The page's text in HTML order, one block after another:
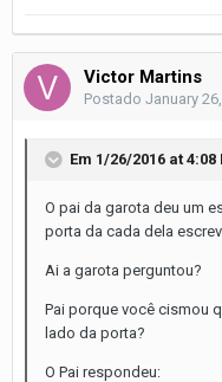
Victor Martins
Postado January
Em 1/26/2016 at
O pai da garota deu um
porta da cada dela
Ai a garota perguntou?
Pai porque você cismou
lado da porta?
O Pai respondeu: